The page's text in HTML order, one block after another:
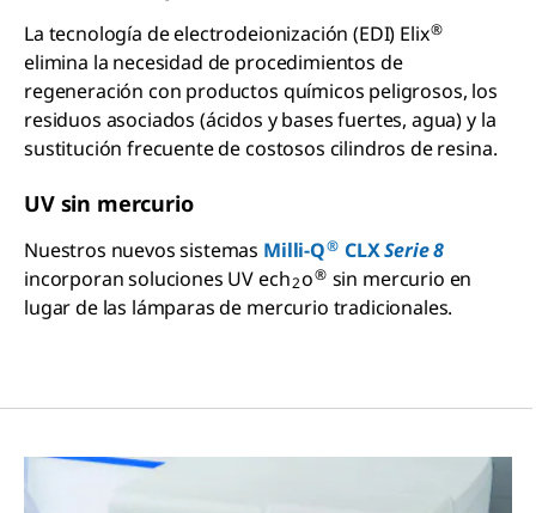
La tecnología de electrodeionización (EDI) Elix®
elimina la necesidad de procedimientos de
regeneración con productos químicos peligrosos, los
residuos asociados (ácidos y bases fuertes, agua) y la
sustitución frecuente de costosos cilindros de resina.
UV sin mercurio
Nuestros nuevos sistemas Milli-Q® CLXSerie 8
incorporan soluciones UV ech2o® sin mercurio en
lugar de las lámparas de mercurio tradicionales.